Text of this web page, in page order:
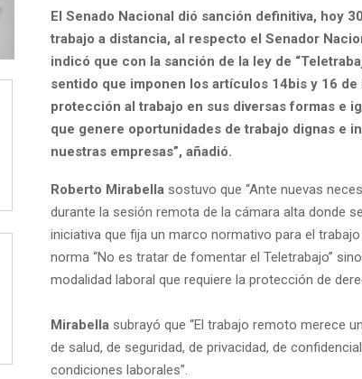
El Senado Nacional dió sanción definitiva, hoy
trabajo a distancia, al respecto el Senador
indicó que con la sanción de la ley de
sentido que imponen los artículos 14bis y 16
protección al trabajo en sus diversas formas e
que genere oportunidades de trabajo dignas e
nuestras empresas”, añadió.
Roberto Mirabella sostuvo que “Ante nuevas
durante la sesión remota de la cámara alta donde
iniciativa que fija un marco normativo para el
norma “No es tratar de fomentar el Teletrabajo”
modalidad laboral que requiere la protección de
Mirabella subrayó que “El trabajo remoto merece
de salud, de seguridad, de privacidad, de
condiciones laborales”.